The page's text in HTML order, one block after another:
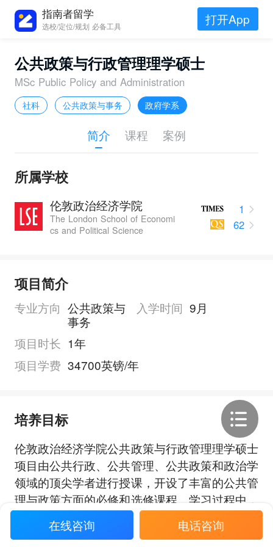
指南者留学
选校/定位/规划 必备工具 打开App
公共政策与行政管理理学硕士
MSc Public Policy and Administration
社科 公共政策与事务 政府学系
简介 课程 案例
所属学校
伦敦政治经济学院
The London School of Economi
cs and Political Science
1
62
项目简介
专业方向 公共政策与
事务
入学时间 9月
项目时长 1年
项目学费 34700英镑/年
培养目标
伦敦政治经济学院公共政策与行政管理理学硕士
项目由公共行政、公共管理、公共政策和政治学
领域的顶尖学者进行授课，开设了丰富的公共管
理与政策方面的必修和选修课程。学习过程中，
除了修读这些课程，学生还需撰写一篇学位论
文。伦敦政治经济学院公共政策与行政管理理学
在线咨询 电话咨询